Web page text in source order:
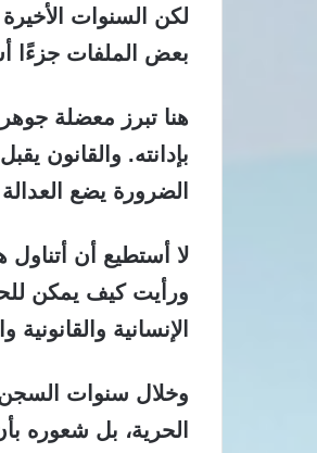
لكن السنوات
بعض الملفات جزءًا
هنا تبرز معضلة
بإدانته. والقانون
الضرورة يضع
لا أستطيع أن
ورأيت كيف يمكن
الإنسانية والقانونية
وخلال سنوات
الحرية، بل شعوره